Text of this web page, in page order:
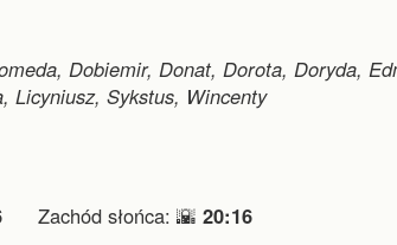
Dobiemir, Donat, Dorota, Doryda,
Licyniusz, Sykstus, Wincenty
Zachód słońca: 🌇 20:16